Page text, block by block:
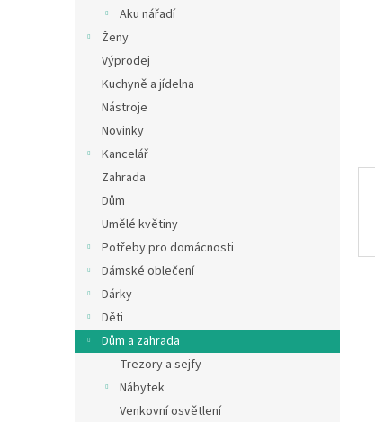
Aku nářadí
Ženy
Výprodej
Kuchyně a jídelna
Nástroje
Novinky
Kancelář
Zahrada
Dům
Umělé květiny
Potřeby pro domácnosti
Dámské oblečení
Dárky
Děti
Dům a zahrada
Trezory a sejfy
Nábytek
Venkovní osvětlení